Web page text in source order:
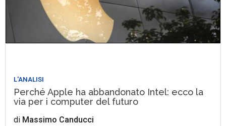
L'ANALISI
Perché Apple ha abbandonato Intel: ecco la
via per i computer del futuro
di Massimo Canducci